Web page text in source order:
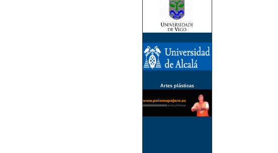
Artes plásticas